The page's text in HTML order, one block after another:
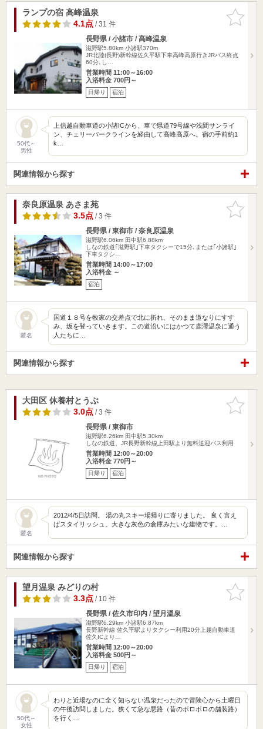
お気に入
りに追加
ランプの宿 高峰温泉
4.1点/ 31 件
長野県 / 小諸市 / 高峰温泉
滋野駅5.80km 小諸駅370m
JR北陸(長野)新幹線佐久平駅下車高峰高原行きJRバス終点
60分､し…
営業時間 11:00～16:00
入浴料金 700円～
日帰り 宿泊
50代～
男性
上信越自動車道の小諸ICから、車で県道79号線や浅間サンライ
ン、チェリーパークラインを経由して高峰高原へ。宿の手前約1
k…
関連情報から探す
お気に入
りに追加
奈良原温泉 あさま苑
3.5点/ 3 件
長野県 / 東御市 / 奈良原温泉
滋野駅6.06km 田中駅6.88km
しなの鉄道｢滋野駅｣下車タクシーで15分､または｢小諸駅｣
下車タクシ…
営業時間 14:00～17:00
入浴料金 ～
宿泊
匿名
国道１８号を牧家の交差点で北に折れ、そのまま道なりにすす
み、坂を登っていきます。この道沿いにはかつて鹿澤温泉に通う
人たちに…
関連情報から探す
お気に入
りに追加
大田区 休養村とうぶ
3.0点/ 3 件
長野県 / 東御市
滋野駅6.26km 田中駅5.30km
しなの鉄道、JR長野新幹線上田駅より無料送迎バス利用
営業時間 12:00～20:00
入浴料金 770円～
日帰り 宿泊
匿名
2012/4/5日訪問。 湯の丸スキー場帰りに寄りました。 良く言え
ばスタイリッシュ。大きな灰色の倉庫みたいな建物です。…
関連情報から探す
お気に入
りに追加
望月温泉 みどりの村
3.3点/ 10 件
長野県 / 佐久市印内 / 望月温泉
滋野駅6.29km 小諸駅6.87km
長野新幹線 佐久平駅よりタクシー利用20分上越自動車道
佐久ICより…
営業時間 12:00～20:00
入浴料金 500円～
日帰り 宿泊
50代～
女性
わりと近場なのに全く知らない温泉だったので冒険心から土曜日
の午後訪問しました。狭くて急な悪路（昔のボロボロの舗装路）
を行く…